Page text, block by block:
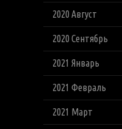
2020 Август
2020 Сентябрь
2021 Январь
2021 Февраль
2021 Март